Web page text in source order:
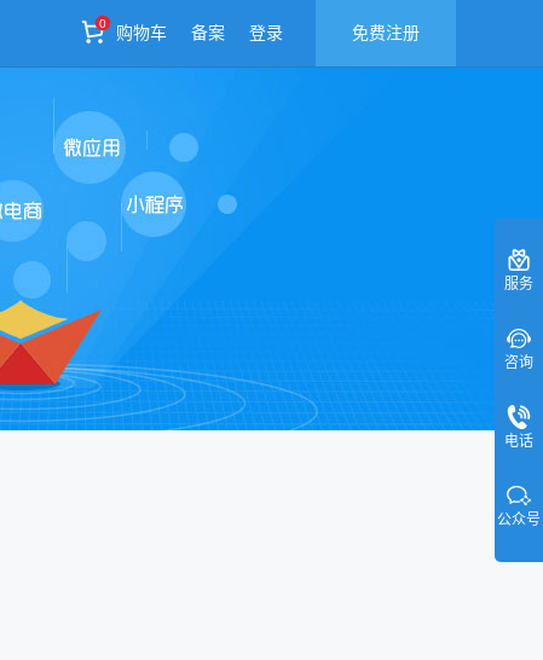
0
购物车 备案 登录 免费注册
服务
咨询
电话
公众号